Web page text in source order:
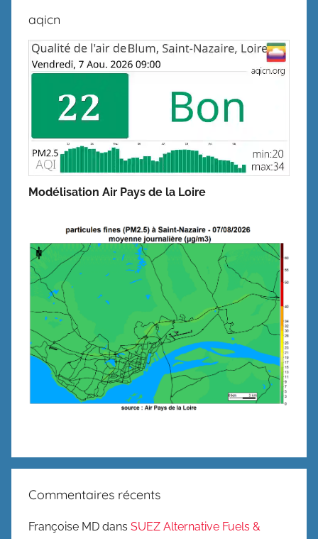
aqicn
Modélisation Air Pays de la Loire
Commentaires récents
Françoise MD dans SUEZ Alternative Fuels &